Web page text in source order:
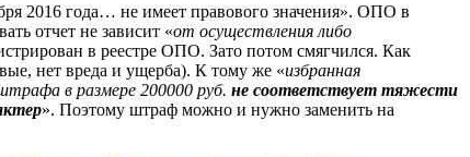
2016 года… не имеет правового значения». ОПО в
отчет не зависит «от осуществления либо
в реестре ОПО. Зато потом смягчился. Как
нет вреда и ущерба). К тому же «избранная
в размере 200000 руб. не соответствует тяжести
». Поэтому штраф можно и нужно заменить на